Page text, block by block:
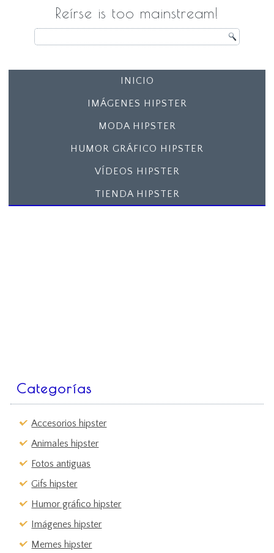
Reírse is too mainstream!
INICIO
IMÁGENES HIPSTER
MODA HIPSTER
HUMOR GRÁFICO HIPSTER
VÍDEOS HIPSTER
TIENDA HIPSTER
Categorías
Accesorios hipster
Animales hipster
Fotos antiguas
Gifs hipster
Humor gráfico hipster
Imágenes hipster
Memes hipster